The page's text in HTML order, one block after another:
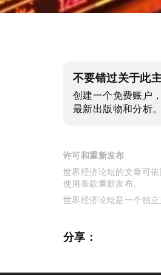
不要错过关于此
创建一个免费账户
最新出版物和分析。
许可和重新发布
世界经济论坛的文章可
使用条款重新发布。
世界经济论坛是一个独
分享：